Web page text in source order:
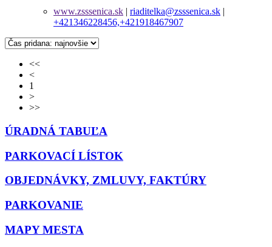
www.zsssenica.sk | riaditelka@zsssenica.sk |
+421346228456,+421918467907
<<
<
1
>
>>
ÚRADNÁ TABUĽA
PARKOVACÍ LÍSTOK
OBJEDNÁVKY, ZMLUVY, FAKTÚRY
PARKOVANIE
MAPY MESTA